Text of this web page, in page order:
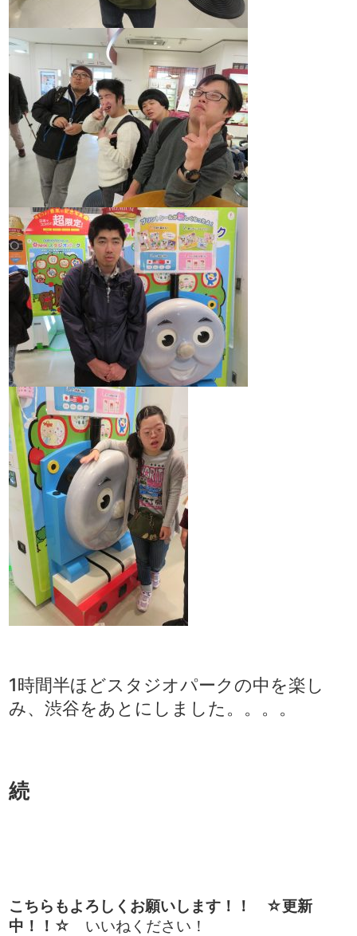
1時間半ほどスタジオパークの中を楽し
み、渋谷をあとにしました。。。。
続
こちらもよろしくお願いします！！ ☆更新
中！！ ☆ いいねください！